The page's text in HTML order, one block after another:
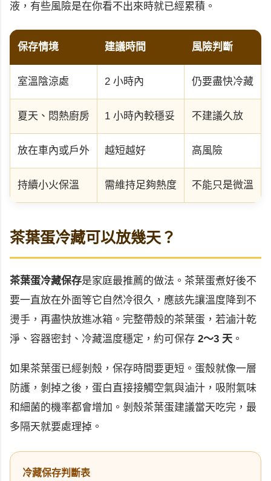
液，有些風險是在你看不出來時就已經累積。
保存情境 建議時間 風險判斷
室溫陰涼處 2 小時內 仍要盡快冷藏
夏天、悶熱廚房 1 小時內較穩妥 不建議久放
放在車內或戶外 越短越好 高風險
持續小火保溫 需維持足夠熱度 不能只是微溫
茶葉蛋冷藏可以放幾天？
茶葉蛋冷藏保存是家庭最推薦的做法。茶葉蛋煮好後不
要一直放在外面等它自然冷很久，應該先讓溫度降到不
燙手，再盡快放進冰箱。完整帶殼的茶葉蛋，若滷汁乾
淨、容器密封、冷藏溫度穩定，約可保存 2～3 天 。
如果茶葉蛋已經剝殼，保存時間要更短。蛋殼就像一層
防護，剝掉之後，蛋白直接接觸空氣與滷汁，吸附氣味
和細菌的機率都會增加。剝殼茶葉蛋建議當天吃完，最
多隔天就要處理掉。
冷藏保存判斷表